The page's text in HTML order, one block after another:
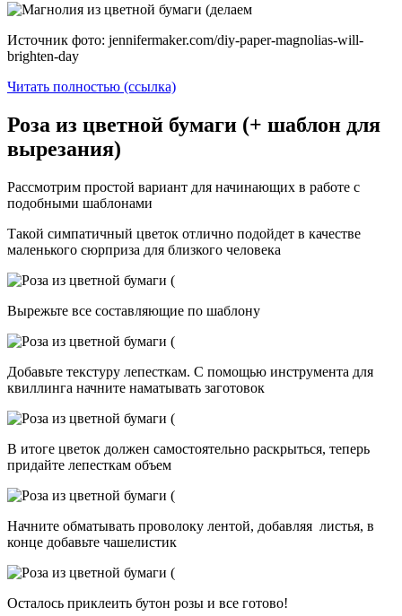
Источник фото: jennifermaker.com/diy-paper-magnolias-will-
brighten-day
Читать полностью (ссылка)
Роза из цветной бумаги (+ шаблон для
вырезания)
Рассмотрим простой вариант для начинающих в работе с
подобными шаблонами
Такой симпатичный цветок отлично подойдет в качестве
маленького сюрприза для близкого человека
Вырежьте все составляющие по шаблону
Добавьте текстуру лепесткам. С помощью инструмента для
квиллинга начните наматывать заготовок
В итоге цветок должен самостоятельно раскрыться, теперь
придайте лепесткам объем
Начните обматывать проволоку лентой, добавляя листья, в
конце добавьте чашелистик
Осталось приклеить бутон розы и все готово!